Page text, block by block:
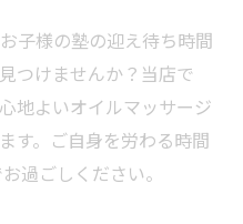
子様の塾の迎え待ち時間
つけませんか？当店で
地よいオイルマッサージ
す。ご自身を労わる時間
過ごしください。